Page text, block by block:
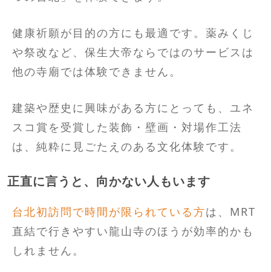
健康祈願が目的の方にも最適です。薬みくじ
や祭改など、保生大帝ならではのサービスは
他の寺廟では体験できません。
建築や歴史に興味がある方にとっても、ユネ
スコ賞を受賞した装飾・壁画・対場作工法
は、純粋に見ごたえのある文化体験です。
正直に言うと、向かない人もいます
台北初訪問で時間が限られている方は、MRT
直結で行きやすい龍山寺のほうが効率的かも
しれません。